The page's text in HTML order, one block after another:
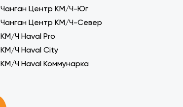
Чанган Центр КМ/Ч-Юг
Чанган Центр КМ/Ч-Север
КМ/Ч Haval Pro
КМ/Ч Haval City
КМ/Ч Haval Коммунарка